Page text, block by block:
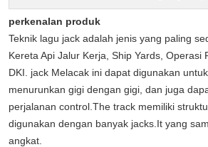
perkenalan produk
Teknik lagu jack adalah jenis yang paling
Kereta Api Jalur Kerja, Ship Yards,
DKI. jack Melacak ini dapat digunakan
menurunkan gigi dengan gigi, dan juga
perjalanan control.The track memiliki
digunakan dengan banyak jacks.It yang
angkat.